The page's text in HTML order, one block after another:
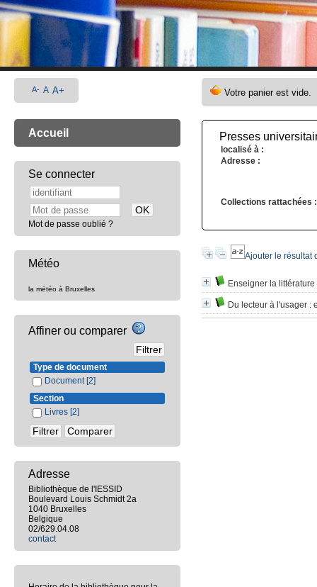
Presses
localisé à :
Adresse :
Collections rattachées :
Ajouter le résultat
Enseigner la
Du lecteur à l'usager :
A- A A+
Accueil
Se connecter
Mot de passe oublié ?
Météo
la météo à Bruxelles
Affiner ou comparer
Type de document
Document [2]
Section
Livres [2]
Adresse
Bibliothèque de l'IESSID
Boulevard Louis Schmidt 2a
1040 Bruxelles
Belgique
02/629.04.08
contact